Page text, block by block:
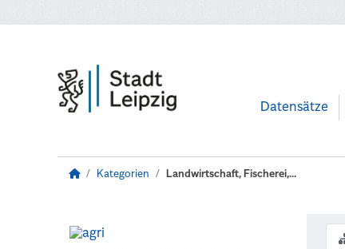
Datensätze
Kategorien Landwirtschaft, Fischerei,...